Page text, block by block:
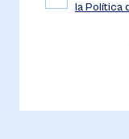
la Política